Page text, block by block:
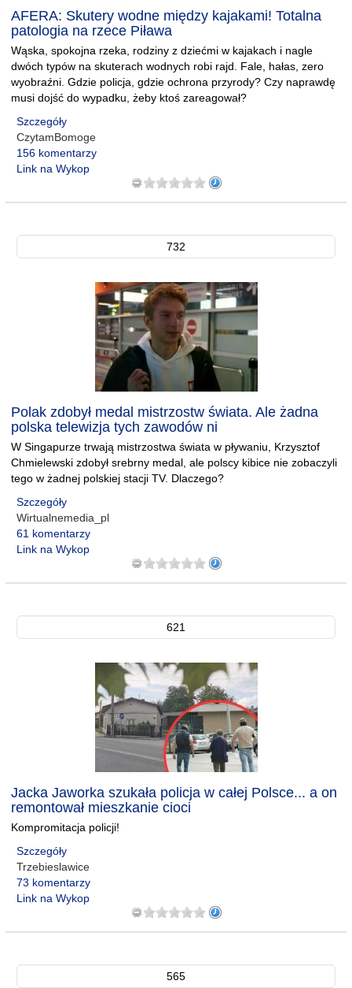
AFERA: Skutery wodne między kajakami! Totalna
patologia na rzece Piława
Wąska, spokojna rzeka, rodziny z dziećmi w kajakach i nagle
dwóch typów na skuterach wodnych robi rajd. Fale, hałas, zero
wyobraźni. Gdzie policja, gdzie ochrona przyrody? Czy naprawdę
musi dojść do wypadku, żeby ktoś zareagował?
Szczegóły
CzytamBomoge
156 komentarzy
Link na Wykop
732
Polak zdobył medal mistrzostw świata. Ale żadna
polska telewizja tych zawodów ni
W Singapurze trwają mistrzostwa świata w pływaniu, Krzysztof
Chmielewski zdobył srebrny medal, ale polscy kibice nie zobaczyli
tego w żadnej polskiej stacji TV. Dlaczego?
Szczegóły
Wirtualnemedia_pl
61 komentarzy
Link na Wykop
621
Jacka Jaworka szukała policja w całej Polsce... a on
remontował mieszkanie cioci
Kompromitacja policji!
Szczegóły
Trzebieslawice
73 komentarzy
Link na Wykop
565